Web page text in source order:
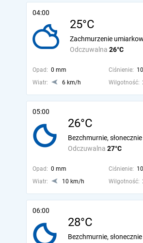
04:00
25°C
Odczuwalna 26°C
Zachmurzenie
Opad: 0 mm Ciśnienie:
Wiatr:
6 km/h Wilgotność:
05:00
26°C
Odczuwalna 27°C
Bezchmurnie, słonecznie
Opad: 0 mm Ciśnienie:
Wiatr:
10 km/h Wilgotność:
06:00
28°C
Bezchmurnie, słonecznie